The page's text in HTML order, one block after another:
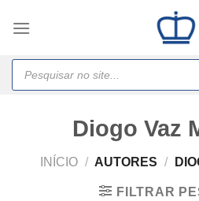
Products
search
Diogo Vaz
INÍCIO / AUTORES /
FILTRAR